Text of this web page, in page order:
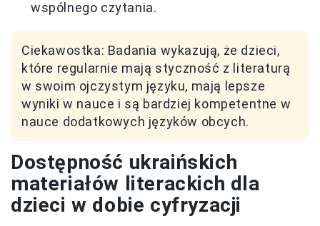
wspólnego czytania.
Ciekawostka: Badania wykazują, że dzieci,
które regularnie mają styczność z literaturą
w swoim ojczystym języku, mają lepsze
wyniki w nauce i są bardziej kompetentne w
nauce dodatkowych języków obcych.
Dostępność ukraińskich
materiałów literackich dla
dzieci w dobie cyfryzacji